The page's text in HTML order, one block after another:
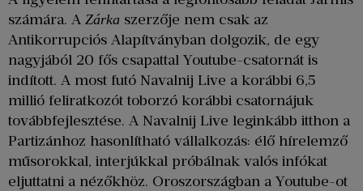
számára. A Zárka szerzője nem csak az
Antikorrupciós Alapítványban dolgozik, de egy
nagyjából 20 fős csapattal Youtube-csatornát is
indított. A most futó Navalnij Live a korábbi 6,5
millió feliratkozót toborzó korábbi csatornájuk
továbbfejlesztése. A Navalnij Live leginkább itthon a
Partizánhoz hasonlítható vállalkozás: élő hírelemző
műsorokkal, interjúkkal próbálnak valós infókat
eljuttatni a nézőkhöz. Oroszországban a Youtube-ot